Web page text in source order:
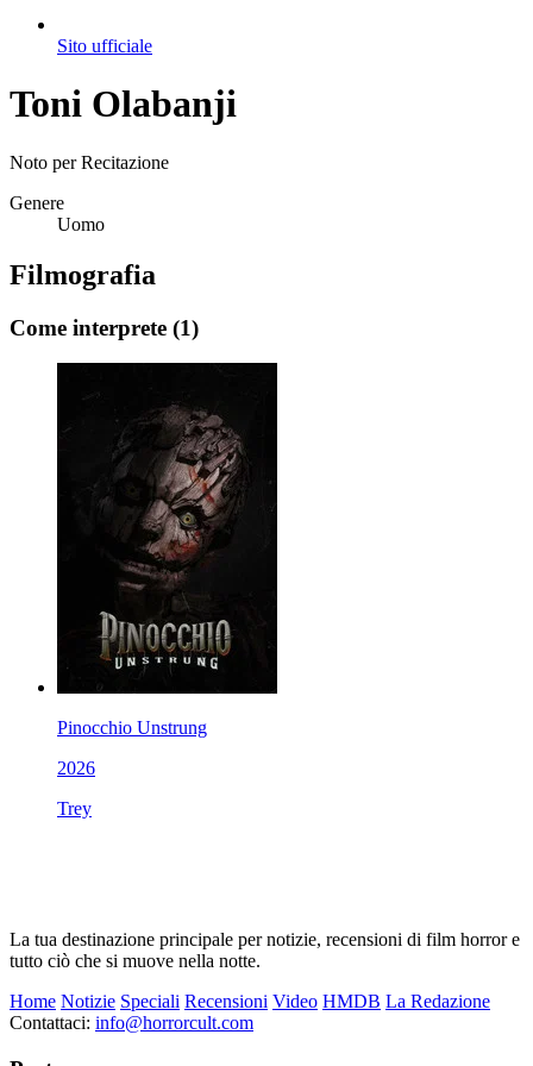
Sito ufficiale
Toni Olabanji
Noto per Recitazione
Genere
Uomo
Filmografia
Come interprete (1)
Pinocchio Unstrung
2026
Trey
La tua destinazione principale per notizie, recensioni di film horror e
tutto ciò che si muove nella notte.
Home Notizie Speciali Recensioni Video HMDB La Redazione
Contattaci: info@horrorcult.com